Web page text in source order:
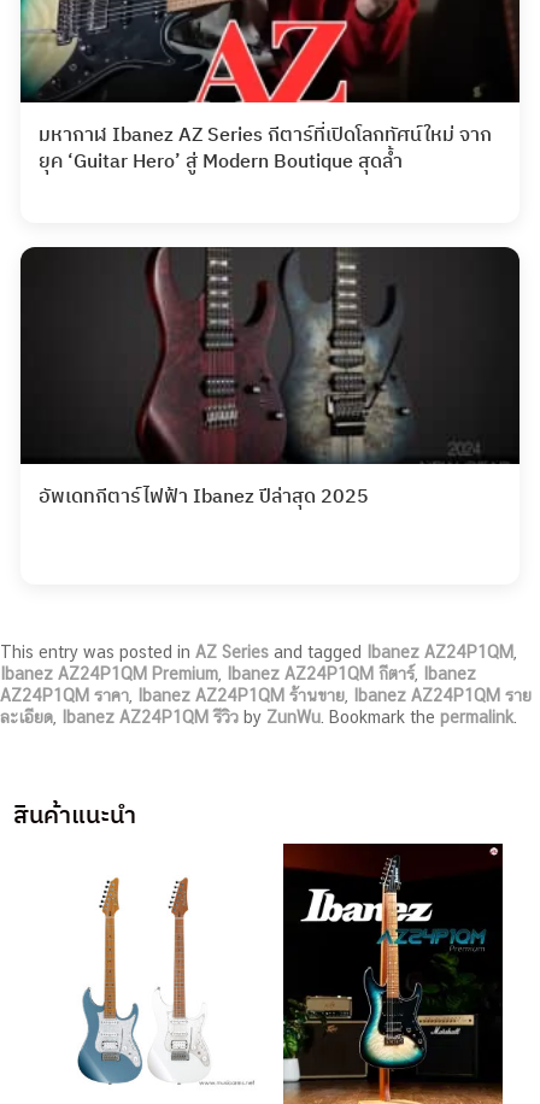
มหากาฬ Ibanez AZ Series กีตาร์ที่เปิดโลกทัศน์ใหม่ จาก
ยุค ‘Guitar Hero’ สู่ Modern Boutique สุดล้ำ
อัพเดทกีตาร์ไฟฟ้า Ibanez ปีล่าสุด 2025
This entry was posted in AZ Series and tagged Ibanez AZ24P1QM
Ibanez AZ24P1QM Premium
Ibanez AZ24P1QM กีตาร์
Ibanez
AZ24P1QM ราคา
Ibanez AZ24P1QM ร้านขาย
Ibanez AZ24P1QM ราย
ละเอียด
Ibanez AZ24P1QM รีวิว by ZunWu . Bookmark the permalink
สินค้าแนะนำ